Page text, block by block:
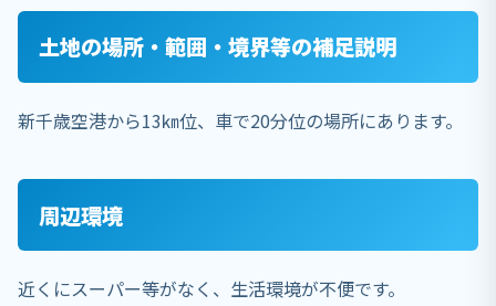
土地の場所・範囲・境界等の補足説明
新千歳空港から13㎞位、車で20分位の場所にあります。
周辺環境
近くにスーパー等がなく、生活環境が不便です。